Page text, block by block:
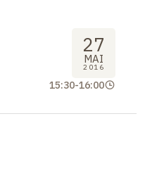
27
MAI
2016
15:30-16:00